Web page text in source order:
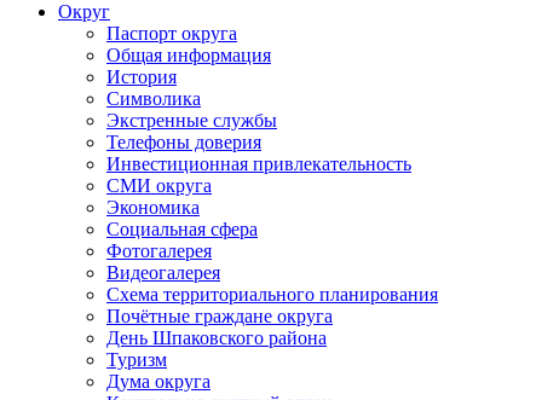
Округ
Паспорт округа
Общая информация
История
Символика
Экстренные службы
Телефоны доверия
Инвестиционная привлекательность
СМИ округа
Экономика
Социальная сфера
Фотогалерея
Видеогалерея
Схема территориального планирования
Почётные граждане округа
День Шпаковского района
Туризм
Дума округа